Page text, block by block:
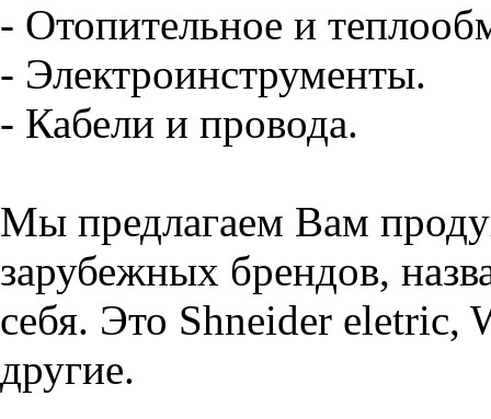
- Отопительное и
- Электроинструменты.
- Кабели и провода.
Мы предлагаем Вам
зарубежных брендов,
себя. Это Shneider eletric,
другие.